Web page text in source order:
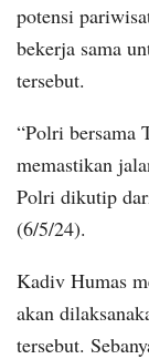
potensi
bekerja sama
tersebut.
“Polri bersama
memastikan
Polri dikutip
(6/5/24).
Kadiv Humas
akan
tersebut.